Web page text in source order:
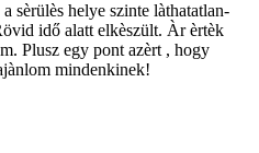
sèrülès helye szinte làthatatlan-
idő alatt elkèszült. Àr èrtèk
Plusz egy pont azèrt , hogy
mindenkinek!